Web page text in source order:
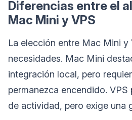
Diferencias entre el
Mac Mini y VPS
La elección entre Mac Mini y
necesidades. Mac Mini
integración local, pero
permanezca encendido.
de actividad, pero exige una